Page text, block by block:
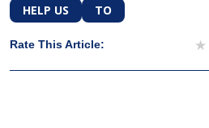
HELP US TO
Rate This Article: